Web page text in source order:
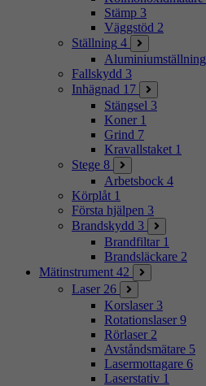
Stämp 3
Väggstöd 2
Ställning 4
Aluminiumställning
Fallskydd 3
Inhägnad 17
Stängsel 3
Koner 1
Grind 7
Kravallstaket 1
Stege 8
Arbetsbock 4
Körplåt 1
Första hjälpen 3
Brandskydd 3
Brandfiltar 1
Brandsläckare 2
Mätinstrument 42
Laser 26
Korslaser 3
Rotationslaser 9
Rörlaser 2
Avståndsmätare 5
Lasermottagare 6
Laserstativ 1